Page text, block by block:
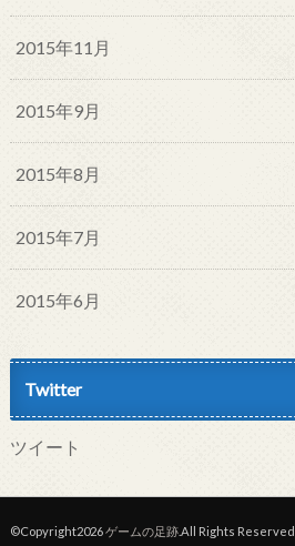
2015年11月
2015年9月
2015年8月
2015年7月
2015年6月
Twitter
ツイート
©Copyright2026ゲームの足跡.All Rights Reserved.